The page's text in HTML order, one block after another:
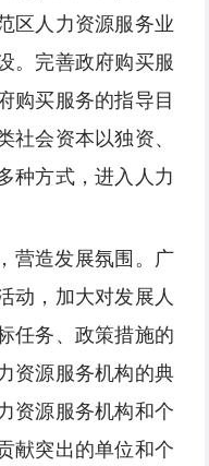
区人力资源服务业
。完善政府购买服
购买服务的指导目
社会资本以独资、
种方式，进入人力
营造发展氛围。广
动，加大对发展人
任务、政策措施的
资源服务机构的典
资源服务机构和个
献突出的单位和个